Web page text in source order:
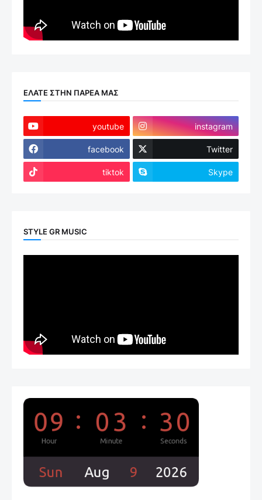
ΕΛΑΤΕ ΣΤΗΝ ΠΑΡΕΑ ΜΑΣ
youtube instagram
facebook Twitter
tiktok Skype
STYLE GR MUSIC